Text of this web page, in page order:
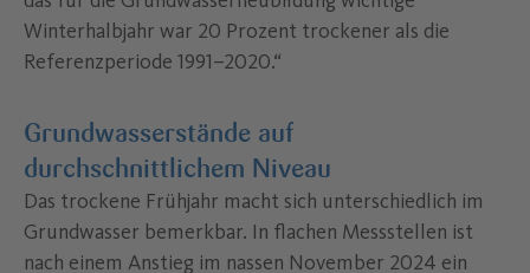
Winterhalbjahr war 20 Prozent trockener als die
Referenzperiode 1991–2020.“
Grundwasserstände auf
durchschnittlichem Niveau
Das trockene Frühjahr macht sich unterschiedlich im
Grundwasser bemerkbar. In flachen Messstellen ist
nach einem Anstieg im nassen November 2024 ein